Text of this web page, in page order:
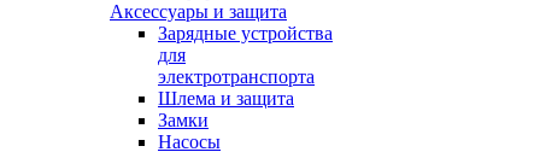
Аксессуары и защита
Зарядные устройства
для
электротранспорта
Шлема и защита
Замки
Насосы